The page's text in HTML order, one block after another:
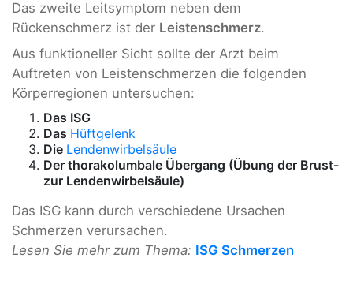
Das zweite Leitsymptom neben dem
Rückenschmerz ist der Leistenschmerz.
Aus funktioneller Sicht sollte der Arzt beim
Auftreten von Leistenschmerzen die folgenden
Körperregionen untersuchen:
Das ISG
Das Hüftgelenk
Die Lendenwirbelsäule
Der thorakolumbale Übergang (Übung der Brust-
zur Lendenwirbelsäule)
Das ISG kann durch verschiedene Ursachen
Schmerzen verursachen.
Lesen Sie mehr zum Thema: ISG Schmerzen